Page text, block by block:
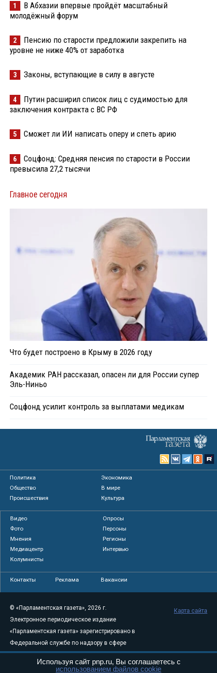
1
В Абхазии впервые пройдёт масштабный
молодёжный форум
2
Пенсию по старости предложили закрепить на
уровне не ниже 40% от заработка
3 Законы, вступающие в силу в августе
4
Путин расширил список лиц с судимостью для
заключения контракта с ВС РФ
5 Сможет ли ИИ написать оперу и спеть арию
6
Соцфонд: Средняя пенсия по старости в России
превысила 27,2 тысячи
Главное сегодня
Что будет построено в Крыму в 2026 году
Академик РАН рассказал, опасен ли для России супер
Эль-Ниньо
Соцфонд усилит контроль за выплатами медикам
Политика
Экономика
Общество
В мире
Происшествия
Культура
Видео
Опросы
Фото
Персоны
Мнения
Регионы
Медиацентр
Интервью
Колумнисты
Контакты Реклама Вакансии
© «Парламентская газета», 2026 г.
Электронное периодическое издание
«Парламентская газета» зарегистрировано в
Федеральной службе по надзору в сфере
связи, информационных технологий и
массовых коммуникаций (Роскомнадзор) 05
Карта сайта
Используя сайт pnp.ru, Вы соглашаетесь с
использованием файлов cookie